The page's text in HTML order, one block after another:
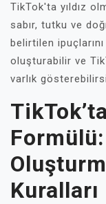
TikTok'ta yıldız
sabır, tutku ve
belirtilen
oluşturabilir ve
varlık
Kuralları